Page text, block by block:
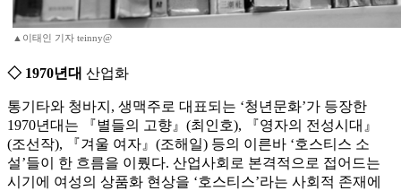
▲이태인 기자 teinny@
◇ 1970년대 산업화
통기타와 청바지, 생맥주로 대표되는 ‘청년문화’가 등장한
1970년대는 『별들의 고향』(최인호), 『영자의 전성시대』
(조선작), 『겨울 여자』(조해일) 등의 이른바 ‘호스티스 소
설’들이 한 흐름을 이뤘다. 산업사회로 본격적으로 접어드는
시기에 여성의 상품화 현상을 ‘호스티스’라는 사회적 존재에